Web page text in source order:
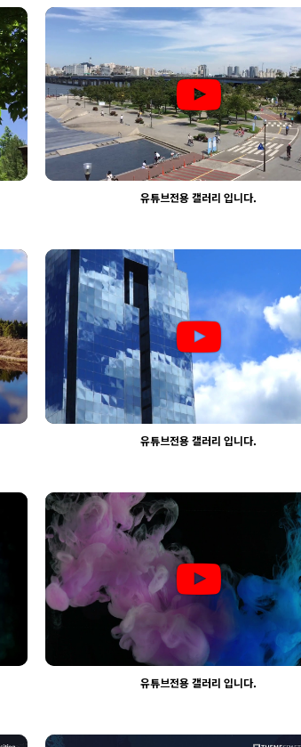
2384
03-30
2351
웹사이팅
유튜브전용 갤러리 입니다.
2340
유튜브전용 갤러리 입니다.
유튜브전용 갤러리 입니다.